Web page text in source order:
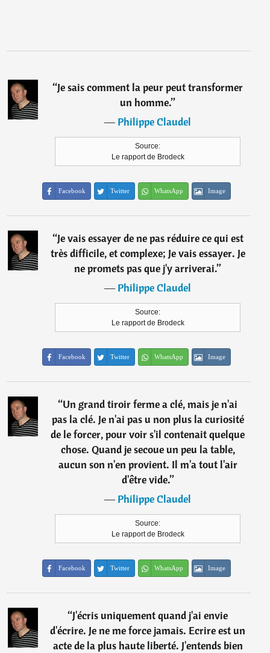
“Je sais comment la peur peut transformer
un homme.”
―Philippe Claudel
Source:
Le rapport de Brodeck
Facebook Twitter WhatsApp Image
“Je vais essayer de ne pas réduire ce qui est
très difficile, et complexe; Je vais essayer. Je
ne promets pas que j'y arriverai.”
―Philippe Claudel
Source:
Le rapport de Brodeck
Facebook Twitter WhatsApp Image
“Un grand tiroir ferme a clé, mais je n'ai
pas la clé. Je n'ai pas u non plus la curiosité
de le forcer, pour voir s'il contenait quelque
chose. Quand je secoue un peu la table,
aucun son n'en provient. Il m'a tout l'air
d'être vide.”
―Philippe Claudel
Source:
Le rapport de Brodeck
Facebook Twitter WhatsApp Image
“J'écris uniquement quand j'ai envie
d'écrire. Je ne me force jamais. Ecrire est un
acte de la plus haute liberté. J'entends bien